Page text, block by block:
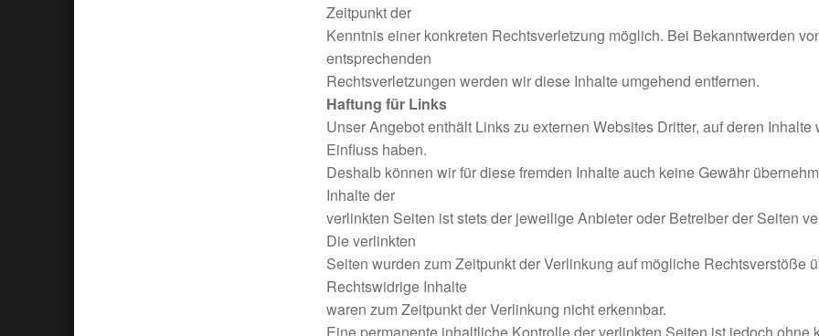
Zeitpunkt der
Kenntnis einer konkreten Rechtsverletzung möglich. Bei Bekanntwerden
entsprechenden
Rechtsverletzungen werden wir diese Inhalte umgehend entfernen.
Haftung für Links
Unser Angebot enthält Links zu externen Websites Dritter, auf deren Inhalte
Einfluss haben.
Deshalb können wir für diese fremden Inhalte auch keine Gewähr
Inhalte der
verlinkten Seiten ist stets der jeweilige Anbieter oder Betreiber der Seiten
Die verlinkten
Seiten wurden zum Zeitpunkt der Verlinkung auf mögliche Rechtsverstöße
Rechtswidrige Inhalte
waren zum Zeitpunkt der Verlinkung nicht erkennbar.